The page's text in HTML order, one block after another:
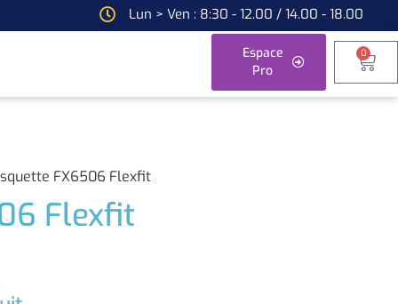
Lun > Ven : 8:30 - 12.00 / 14.00 - 18.00
Espace
Pro
0
FX6506 Flexfit
Flexfit